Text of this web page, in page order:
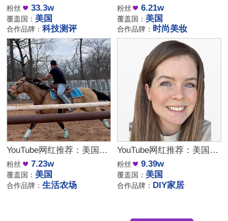
粉丝 33.3w
覆盖国： 美国
合作品牌：科技测评
粉丝 6.21w
覆盖国： 美国
合作品牌： 时尚美妆
YouTube网红推荐：美国农场生活博主，7万粉高互动治愈系达人合作
粉丝 7.23w
覆盖国： 美国
合作品牌：生活农场
YouTube网红推荐：美国DIY家居设计博主，9万粉室内改造达人合作
粉丝 9.39w
覆盖国： 美国
合作品牌： DIY家居